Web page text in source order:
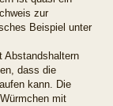
zur
Beispiel unter
Abstandshaltern
dass die
kann. Die
mit